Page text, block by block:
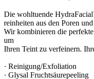
Die wohltuende
reinheiten aus den Poren
Wir kombinieren die
um
Ihren Teint zu verfeinern.
· Reinigung/Exfoliation
· Glysal Fruchtsäurepeeling